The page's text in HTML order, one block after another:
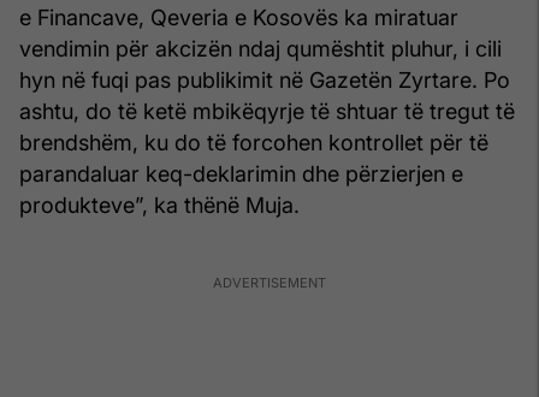
e Financave, Qeveria e Kosovës ka miratuar
vendimin për akcizën ndaj qumështit pluhur, i cili
hyn në fuqi pas publikimit në Gazetën Zyrtare. Po
ashtu, do të ketë mbikëqyrje të shtuar të tregut të
brendshëm, ku do të forcohen kontrollet për të
parandaluar keq-deklarimin dhe përzierjen e
produkteve”, ka thënë Muja.